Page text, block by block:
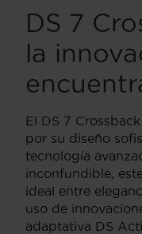
DS 7
la
El DS 7
por su diseño
tecnología
inconfundible,
ideal entre
uso de
adaptativa DS